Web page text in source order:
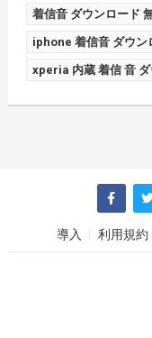
着信音 ダウンロード
iphone 着信音 ダウン
xperia 内蔵 着信 音 ダ
導入 利用規約